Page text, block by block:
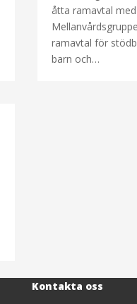
åtta ramavtal
ramavtal för
barn och…
Kontakta oss